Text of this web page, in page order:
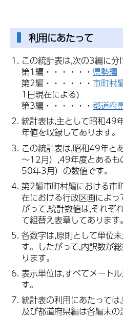
利用にあたって
この統計表は,次の3編に分
第1編・・・・・・ 県勢編
第2編・・・・・・ 市町村
1日現在による)
第3編・・・・・・ 都道府
統計表は,主として昭和49
年値を収録してあります。
この統計表は,昭和49年と
～12月）,49年度とある
50年3月）の数値です。
第2編市町村編における
在における行政区画によ
がって,統計数値は,それぞ
て組替え表章してあります。
各数字は,原則として単位
す。したがって,内訳数が
ります。
表示単位は,すべてメート
す。
統計表の利用にあたって
及び都道府県編は各編末の